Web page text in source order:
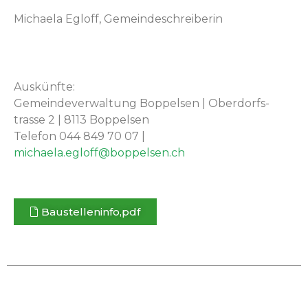
Michaela Egloff, Gemeindeschreiberin
Auskün­fte:
Gemein­de­v­er­wal­tung Bop­pelsen | Ober­dorf­s­
trasse 2 | 8113 Bop­pelsen
Tele­fon 044 849 70 07 |
michaela.egloff@boppelsen.ch
Baustelleninfo,pdf